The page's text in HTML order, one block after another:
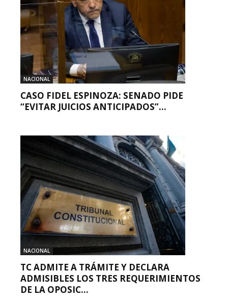
NACIONAL
CASO FIDEL ESPINOZA: SENADO PIDE
“EVITAR JUICIOS ANTICIPADOS”...
NACIONAL
TC ADMITE A TRÁMITE Y DECLARA
ADMISIBLES LOS TRES REQUERIMIENTOS
DE LA OPOSIC...